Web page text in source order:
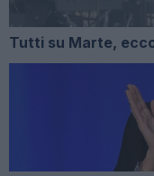
Tutti su Marte,